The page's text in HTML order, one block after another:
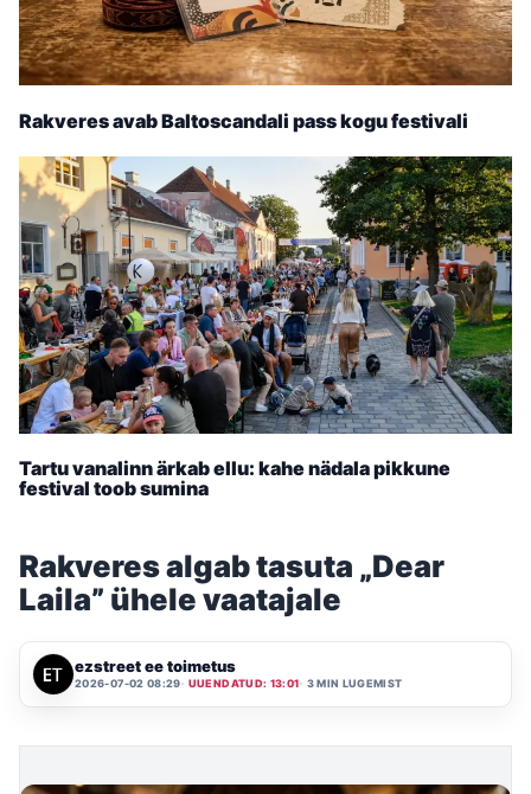
Rakveres avab Baltoscandali pass kogu festivali
Tartu vanalinn ärkab ellu: kahe nädala pikkune
festival toob sumina
Rakveres algab tasuta „Dear
Laila” ühele vaatajale
ezstreet ee toimetus
2026-07-02 08:29 UUENDATUD: 13:01 3 MIN LUGEMIST